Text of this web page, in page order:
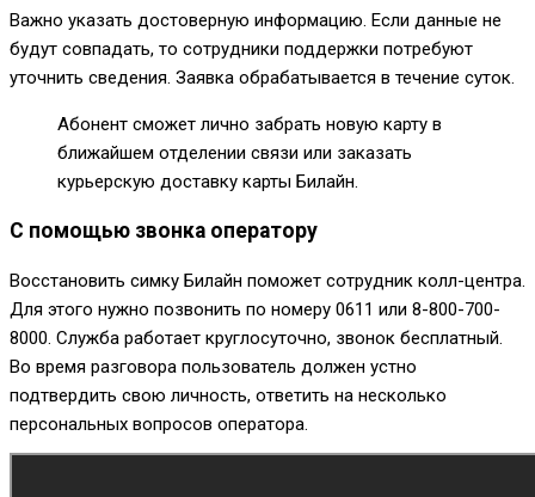
Важно указать достоверную информацию. Если данные не
будут совпадать, то сотрудники поддержки потребуют
уточнить сведения. Заявка обрабатывается в течение суток.
Абонент сможет лично забрать новую карту в
ближайшем отделении связи или заказать
курьерскую доставку карты Билайн.
С помощью звонка оператору
Восстановить симку Билайн поможет сотрудник колл-центра.
Для этого нужно позвонить по номеру 0611 или 8-800-700-
8000. Служба работает круглосуточно, звонок бесплатный.
Во время разговора пользователь должен устно
подтвердить свою личность, ответить на несколько
персональных вопросов оператора.